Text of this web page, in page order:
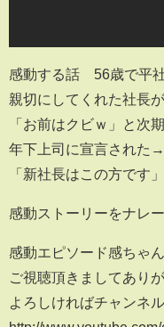
感動する話 56歳で平社
親切にしてくれた社長が
「お前はクビｗ」と次
年下上司に宣言された
「新社長はこの方です
感動ストーリーをナレ
感動エピソード感ちゃ
ご視聴頂きましてあり
よろしければチャンネ